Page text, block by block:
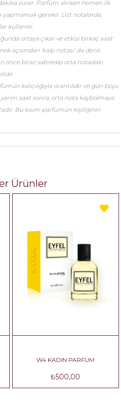
sürer. Parfüm alırken hemen ilk
gerekir. Üst notalarda,
kullanılır.
ortaya çıkar ve etkisi birkaç saat
açısından ‘kalp notası’ da denir.
önce biraz sabredip orta notadaki
kalıcılığıyla orantılıdır ve gün boyu
saat sonra, orta nota kaybolmaya
Bu kısım parfümün kişiliğinin
Ürünler
W4 KADIN PARFÜM
₺500,00